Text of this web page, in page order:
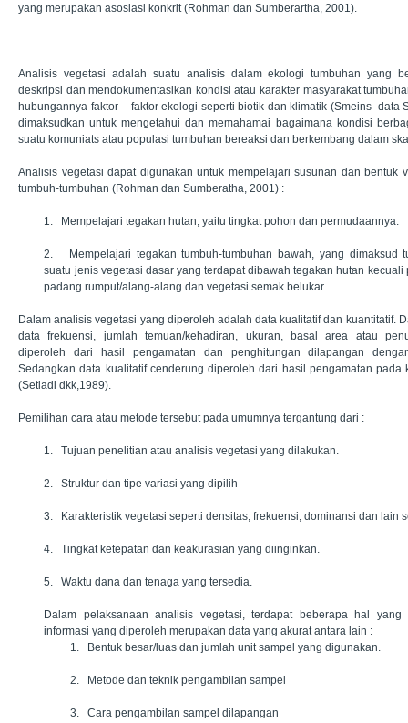
yang merupakan asosiasi konkrit (Rohman dan Sumberartha, 2001).
Analisis vegetasi adalah suatu analisis dalam ekologi tumbuhan yang
deskripsi dan mendokumentasikan kondisi atau karakter masyarakat
hubungannya faktor – faktor ekologi seperti biotik dan klimatik (Smeins data
dimaksudkan untuk mengetahui dan memahamai bagaimana kondisi
suatu komuniats atau populasi tumbuhan bereaksi dan berkembang dalam
Analisis vegetasi dapat digunakan untuk mempelajari susunan dan bentuk
tumbuh-tumbuhan (Rohman dan Sumberatha, 2001) :
1. Mempelajari tegakan hutan, yaitu tingkat pohon dan permudaannya.
2. Mempelajari tegakan tumbuh-tumbuhan bawah, yang dimaksud
suatu jenis vegetasi dasar yang terdapat dibawah tegakan hutan
padang rumput/alang-alang dan vegetasi semak belukar.
Dalam analisis vegetasi yang diperoleh adalah data kualitatif dan kuantitatif.
data frekuensi, jumlah temuan/kehadiran, ukuran, basal area atau
diperoleh dari hasil pengamatan dan penghitungan dilapangan
Sedangkan data kualitatif cenderung diperoleh dari hasil pengamatan pada
(Setiadi dkk,1989).
Pemilihan cara atau metode tersebut pada umumnya tergantung dari :
1. Tujuan penelitian atau analisis vegetasi yang dilakukan.
2. Struktur dan tipe variasi yang dipilih
3. Karakteristik vegetasi seperti densitas, frekuensi, dominansi dan lain
4. Tingkat ketepatan dan keakurasian yang diinginkan.
5. Waktu dana dan tenaga yang tersedia.
Dalam pelaksanaan analisis vegetasi, terdapat beberapa hal
informasi yang diperoleh merupakan data yang akurat antara lain :
1. Bentuk besar/luas dan jumlah unit sampel yang digunakan.
2. Metode dan teknik pengambilan sampel
3. Cara pengambilan sampel dilapangan